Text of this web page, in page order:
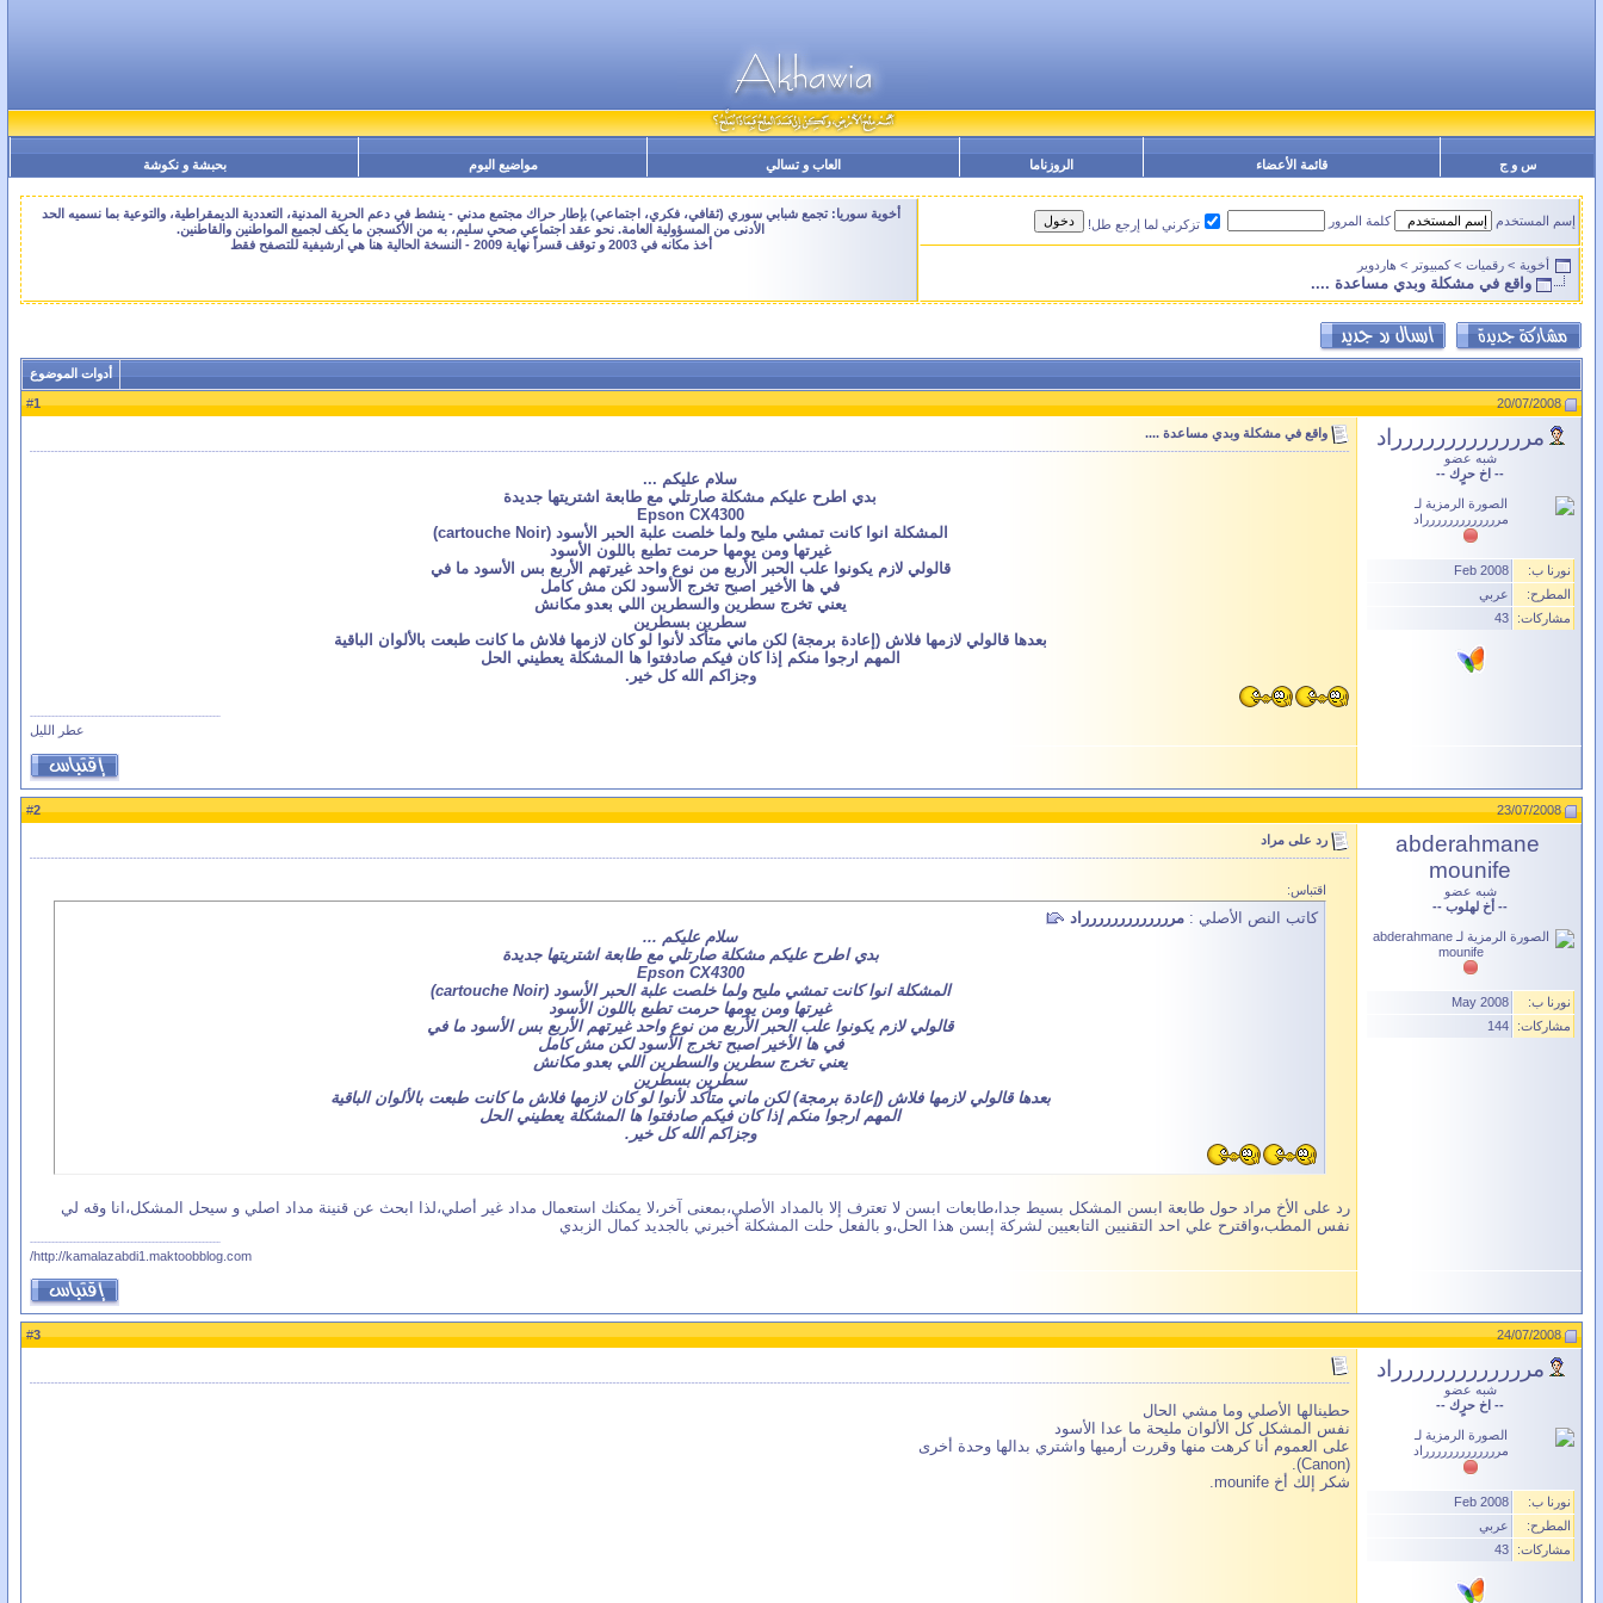
س و ج قائمة الأعضاء الروزناما العاب و تسالي مواضيع اليوم بحبشة و نكوشة
إسم المستخدم كلمة المرور تزكرني لما إرجع طل!
أخوية سوريا: تجمع شبابي سوري (ثقافي، فكري، اجتماعي) بإطار حراك مجتمع مدني - ينشط في دعم الحرية المدنية، التعددية الديمقراطية، والتوعية بما نسميه الحد
الأدنى من المسؤولية العامة. نحو عقد اجتماعي صحي سليم، به من الأكسجن ما يكف لجميع المواطنين والقاطنين.
أخذ مكانه في 2003 و توقف قسراً نهاية 2009 - النسخة الحالية هنا هي ارشيفية للتصفح فقط
أخوية > رقميات >كمبيوتر > هاردوير
واقع في مشكلة وبدي مساعدة ....
أدوات الموضوع
20/07/2008
#
1
مررررررررررررراد
شبه عضو
-- اخ حرٍك --
نورنا ب:
Feb 2008
المطرح:
عربي
مشاركات:
43
واقع في مشكلة وبدي مساعدة ....
سلام عليكم ...
بدي اطرح عليكم مشكلة صارتلي مع طابعة اشتريتها جديدة
Epson CX4300
المشكلة انوا كانت تمشي مليح ولما خلصت علبة الحبر الأسود (cartouche Noir)
غيرتها ومن يومها حرمت تطبع باللون الأسود
قالولي لازم يكونوا علب الحبر الأربع من نوع واحد غيرتهم الأربع بس الأسود ما في
في ها الأخير اصبح تخرج الأسود لكن مش كامل
يعني تخرج سطرين والسطرين اللي بعدو مكانش
سطرين بسطرين
بعدها قالولي لازمها فلاش (إعادة برمجة) لكن ماني متأكد لأنوا لو كان لازمها فلاش ما كانت طبعت بالألوان الباقية
المهم ارجوا منكم إذا كان فيكم صادفتوا ها المشكلة يعطيني الحل
وجزاكم الله كل خير.
عطر الليل
23/07/2008
#
2
abderahmane
mounife
شبه عضو
-- أخ لهلوب --
نورنا ب:
May 2008
مشاركات:
144
رد على مراد
اقتباس:
كاتب النص الأصلي : مررررررررررررراد
سلام عليكم ...
بدي اطرح عليكم مشكلة صارتلي مع طابعة اشتريتها جديدة
Epson CX4300
المشكلة انوا كانت تمشي مليح ولما خلصت علبة الحبر الأسود (cartouche Noir)
غيرتها ومن يومها حرمت تطبع باللون الأسود
قالولي لازم يكونوا علب الحبر الأربع من نوع واحد غيرتهم الأربع بس الأسود ما في
في ها الأخير اصبح تخرج الأسود لكن مش كامل
يعني تخرج سطرين والسطرين اللي بعدو مكانش
سطرين بسطرين
بعدها قالولي لازمها فلاش (إعادة برمجة) لكن ماني متأكد لأنوا لو كان لازمها فلاش ما كانت طبعت بالألوان الباقية
المهم ارجوا منكم إذا كان فيكم صادفتوا ها المشكلة يعطيني الحل
وجزاكم الله كل خير.
رد على الأخ مراد حول طابعة ابسن المشكل بسيط جدا،طابعات ابسن لا تعترف إلا بالمداد الأصلي،بمعنى آخر،لا يمكنك استعمال مداد غير أصلي،لذا ابحث عن قنينة مداد اصلي و سيحل المشكل،انا وقه لي
نفس المطب،واقترح علي احد التقنيين التابعيين لشركة إبسن هذا الحل،و بالفعل حلت المشكلة أخبرني بالجديد كمال الزبدي
http://kamalazabdi1.maktoobblog.com/
24/07/2008
#
3
مررررررررررررراد
شبه عضو
-- اخ حرٍك --
نورنا ب:
Feb 2008
المطرح:
عربي
مشاركات:
43
حطينالها الأصلي وما مشي الحال
نفس المشكل كل الألوان مليحة ما عدا الأسود
على العموم أنا كرهت منها وقررت أرميها واشتري بدالها وحدة أخرى
(Canon).
شكر إلك أخ mounife.